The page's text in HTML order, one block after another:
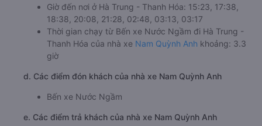
Giờ đến nơi ở Hà Trung - Thanh Hóa: 15:23, 17:38,
18:38, 20:08, 21:28, 02:48, 03:13, 03:17
Thời gian chạy từ Bến xe Nước Ngầm đi Hà Trung -
Thanh Hóa của nhà xe Nam Quỳnh Anh khoảng: 3.3
giờ
d. Các điểm đón khách của nhà xe Nam Quỳnh Anh
Bến xe Nước Ngầm
e. Các điểm trả khách của nhà xe Nam Quỳnh Anh